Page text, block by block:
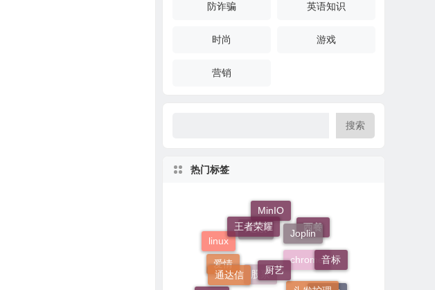
防诈骗 英语知识
时尚 游戏
营销
搜索
热门标签
AList
MinIO
西餐
chrome
爱情
linux
王者荣耀
Joplin
音标
通达信
厨艺
头发护理